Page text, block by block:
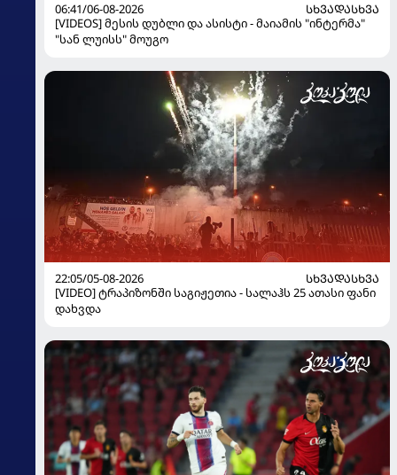
06:41/06-08-2026
ᲡᲮᲕᲐᲓᲐᲡᲮᲕᲐ
[VIDEOS] მესის დუბლი და ასისტი - მაიამის "ინტერმა"
"სან ლუისს" მოუგო
22:05/05-08-2026
ᲡᲮᲕᲐᲓᲐᲡᲮᲕᲐ
[VIDEO] ტრაპიზონში საგიჟეთია - სალაჰს 25 ათასი ფანი
დახვდა